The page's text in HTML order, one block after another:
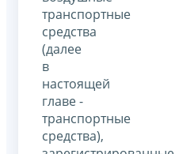
транспортные
средства
(далее
в
настоящей
главе -
транспортные
средства),